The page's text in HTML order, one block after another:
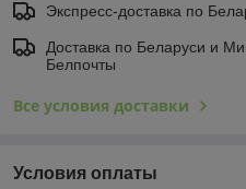
Экспресс-доставка по
Доставка по Беларуси и
Белпочты
Все условия доставки
Условия оплаты